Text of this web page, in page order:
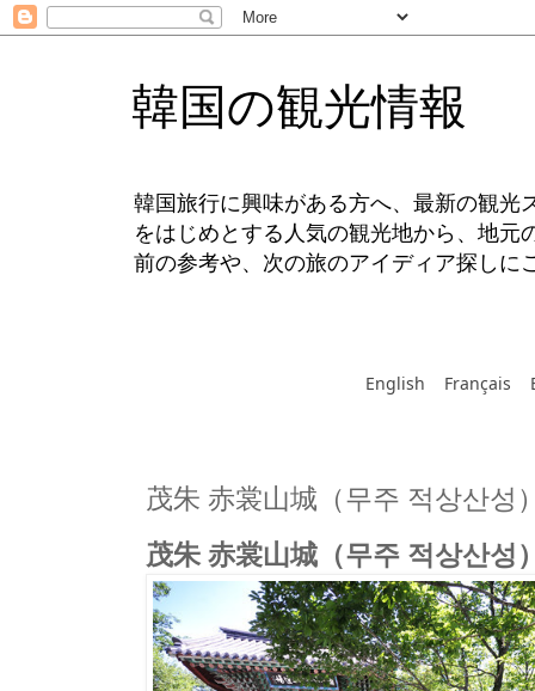
韓国の観光情報
韓国旅行に興味がある方へ、最新の観光
をはじめとする人気の観光地から、地
前の参考や、次の旅のアイディア探しに
English Français
茂朱 赤裳山城（무주 적상산성
茂朱 赤裳山城（무주 적상산성